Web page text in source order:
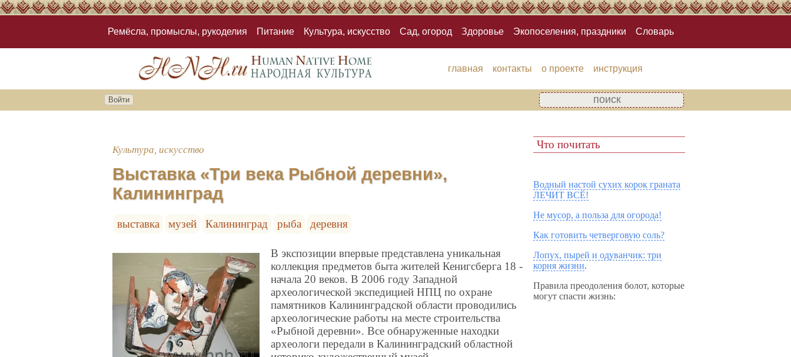
Ремёсла, промыслы, рукоделия Питание Культура, искусство Сад, огород Здоровье Экопоселения, праздники Словарь
главная контакты о проекте инструкция
Войти
Культура, искусство
Выставка «Три века Рыбной деревни»,
Калининград
выставка музей Калининград рыба деревня
В экспозиции впервые представлена уникальная
коллекция предметов быта жителей Кенигсберга 18 -
начала 20 веков. В 2006 году Западной
археологической экспедицией НПЦ по охране
памятников Калининградской области проводились
археологические работы на месте строительства
«Рыбной деревни». Все обнаруженные находки
археологи передали в Калининградский областной
Что почитать
Водный настой сухих корок граната
ЛЕЧИТ ВСЁ!
Не мусор, а польза для огорода!
Как готовить четверговую соль?
Лопух, пырей и одуванчик: три
корня жизни.
Правила преодоления болот, которые
могут спасти жизнь: